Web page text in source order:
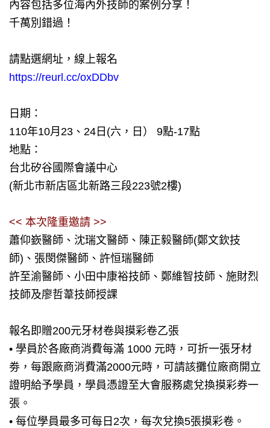
內容包括多位海內外技師的案例分享！
千萬別錯過！
請點選網址，線上報名
https://reurl.cc/oxDDbv
日期：
110年10月23、24日(六，日） 9點-17點
地點：
台北矽谷國際會議中心
(新北市新店區北新路三段223號2樓)
<< 本次隆重邀請 >>
蕭仰嶔醫師、沈瑞文醫師、陳正毅醫師(鄭文欽技
師)、張閔傑醫師、許恒瑞醫師
許至渝醫師、小田中康裕技師、鄭維智技師、施財烈
技師及廖哲葦技師授課
報名即贈200元牙材卷與摸彩卷乙張
• 學員於各廠商消費每滿 1000 元時，可折一張牙材
劵，每跟廠商消費滿2000元時，可請該攤位廠商開立
證明給予學員，學員憑證至大會服務處兌換摸彩券一
張。
• 每位學員最多可每日2次，每次兌換5張摸彩卷。